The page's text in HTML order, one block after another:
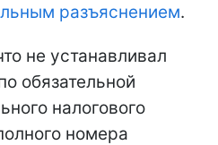
разъяснением.
не устанавливал
обязательной
налогового
номера